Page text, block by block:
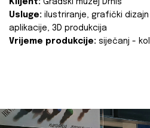
Klijent: Gradski muzej Drniš
Usluge: ilustriranje, grafički dizajn
aplikacije, 3D produkcija
Vrijeme produkcije: siječanj -